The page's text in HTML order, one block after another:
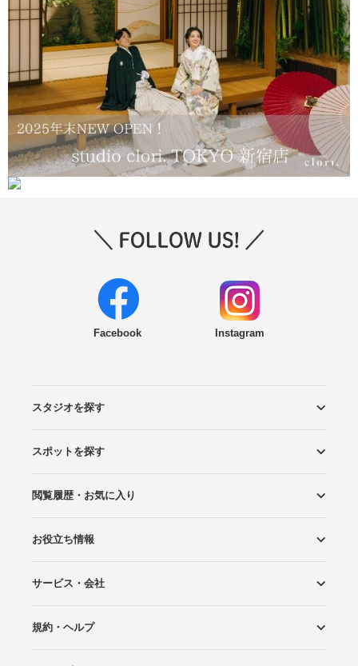
Facebook Instagram
スタジオを探す
エリアから探す
こだわりから探す
NEW PHOTO STYLE
プランから探す
フォトタイプ診断
フォトグラファーから探す
国内リゾートから探す
スポットを探す
ロケーションから探す
スタジオから探す
閲覧履歴・お気に入り
閲覧スタジオ
お気に入り
お役立ち情報
Wedding Photo マガジン
はじめてガイド
サービス・会社
Photoraitとは
スタジオの掲載について
お問い合わせ
運営会社
サイトマップ
規約・ヘルプ